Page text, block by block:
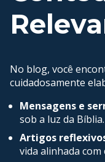
No blog, você
cuidadosamente
Mensagens e
sob a luz da Bíblia.
Artigos
vida alinhada